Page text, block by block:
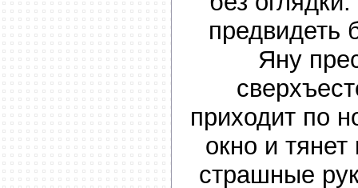
предвидеть
Яну
приходит по
окно и
страшные